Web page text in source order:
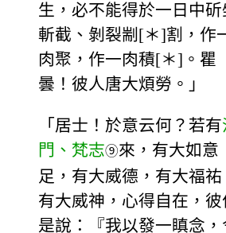
生，必不能得於一日中斫
斬截、剝裂剬[＊]割，作
肉聚，作一肉積[＊]。瞿
曇！彼人唐大煩勞。」
「居士！於意云何？若有
門、梵志⑨來，有大如意
足，有大威德，有大福祐
有大威神，心得自在，彼
是說：『我以發一瞋念，